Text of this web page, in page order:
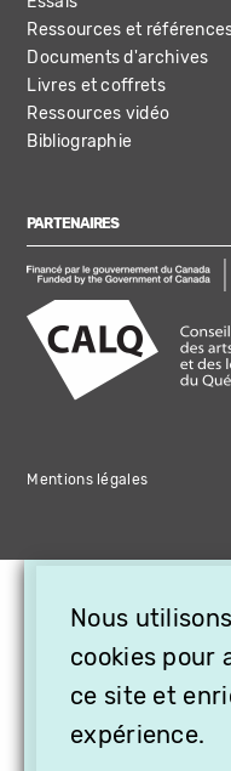
Ressources et
Documents d'archives
Livres et coffrets
Ressources vidéo
Bibliographie
PARTENAIRES
Mentions légales
Nous
cookies pour
ce site et
expérience.